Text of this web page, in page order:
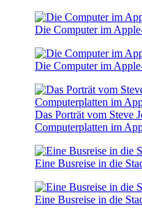
Die Computer im
Die Computer im
Das Porträt vom Steve
Computerplatten im
Eine Busreise in die
Eine Busreise in die